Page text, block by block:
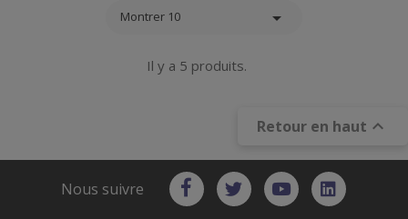
Montrer 10 
Il y a 5 produits.
Retour en haut 
Nous suivre